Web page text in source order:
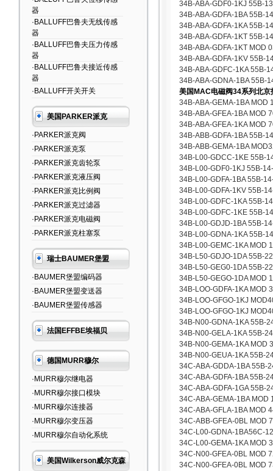
器
·BALLUFF巴鲁夫无线传感
器
·BALLUFF巴鲁夫压力传感
器
·BALLUFF巴鲁夫接近传感
器
·BALLUFF开关开关
美国PARKER派克
·PARKER派克阀
·PARKER派克泵
·PARKER派克齿轮泵
·PARKER派克液压阀
·PARKER派克比例阀
·PARKER派克过滤器
·PARKER派克电磁阀
·PARKER派克柱塞泵
瑞士BAUMER堡盟
·BAUMER堡盟编码器
·BAUMER堡盟变送器
·BAUMER堡盟传感器
法国EFFBE埃福贝
德国MURR穆尔
·MURR穆尔继电器
·MURR穆尔接口模块
·MURR穆尔连接器
·MURR穆尔变压器
·MURR穆尔自动化系统
美国Wilkerson威尔克森
34B-ABA-GDF0-1KJ 55B-
34B-ABA-GDFA-1BA 55B-
34B-ABA-GDFA-1KA 55B-
34B-ABA-GDFA-1KT 55B-
34B-ABA-GDFA-1KT MOD
34B-ABA-GDFA-1KV 55B-
34B-ABA-GDFC-1KA 55B-
34B-ABA-GDNA-1BA 55B-
美国MAC电磁阀34系列北京
34B-ABA-GEMA-1BA
34B-ABA-GFEA-1BA MOD
34B-ABA-GFEA-1KA MOD
34B-ABB-GDFA-1BA 55B-
34B-ABB-GEMA-1BA
34B-L00-GDCC-1KE 55B-
34B-L00-GDF0-1KJ 55B-
34B-L00-GDFA-1BA 55B-
34B-L00-GDFA-1KV 55B-
34B-L00-GDFC-1KA 55B-
34B-L00-GDFC-1KE 55B-
34B-L00-GDJD-1BA 55B-
34B-L00-GDNA-1KA 55B-
34B-L00-GEMC-1KA MOD
34B-L50-GDJO-1DA 55B-
34B-L50-GEG0-1DA 55B-
34B-L50-GEGO-1DA MOD
34B-LOO-GDFA-1KA MOD
34B-LOO-GFGO-1KJ
34B-LOO-GFGO-1KJ
34B-N00-GDNA-1KA 55B-
34B-N00-GELA-1KA 55B-
34B-N00-GEMA-1KA MOD
34B-N00-GEUA-1KA 55B-
34C-ABA-GDDA-1BA 55B-
34C-ABA-GDFA-1BA 55B-
34C-ABA-GDFA-1GA 55B-
34C-ABA-GEMA-1BA
34C-ABA-GFLA-1BA MOD
34C-ABB-GFEA-0BL MOD
34C-L00-GDNA-1BA56C-
34C-L00-GEMA-1KA MOD
34C-N00-GFEA-0BL MOD
34C-N00-GFEA-0BL MOD